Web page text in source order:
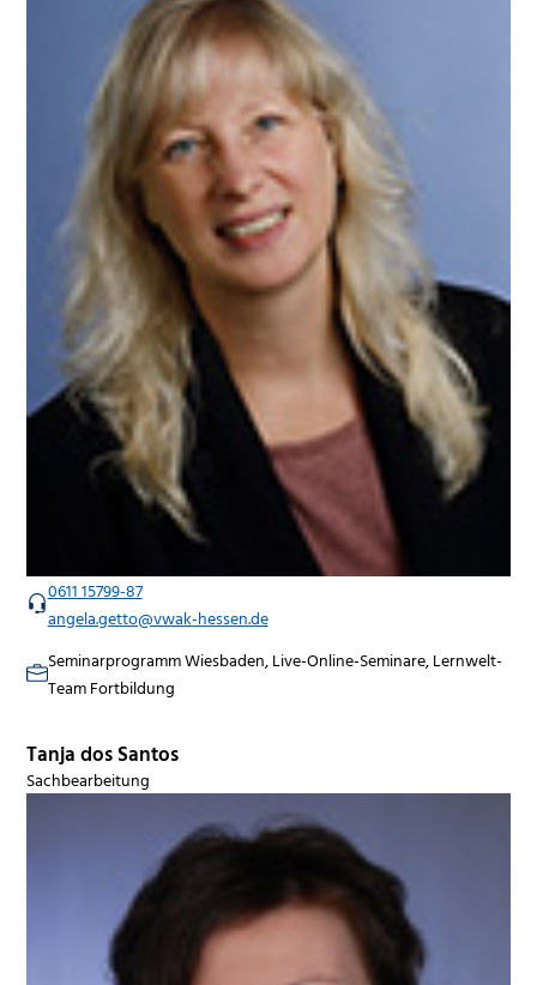
0611 15799-87
angela.getto@vwak-hessen.de
Seminarprogramm Wiesbaden, Live-Online-Seminare, Lernwelt-
Team Fortbildung
Tanja dos Santos
Sachbearbeitung